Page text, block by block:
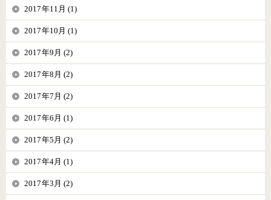
2017年11月 (1)
2017年10月 (1)
2017年9月 (2)
2017年8月 (2)
2017年7月 (2)
2017年6月 (1)
2017年5月 (2)
2017年4月 (1)
2017年3月 (2)